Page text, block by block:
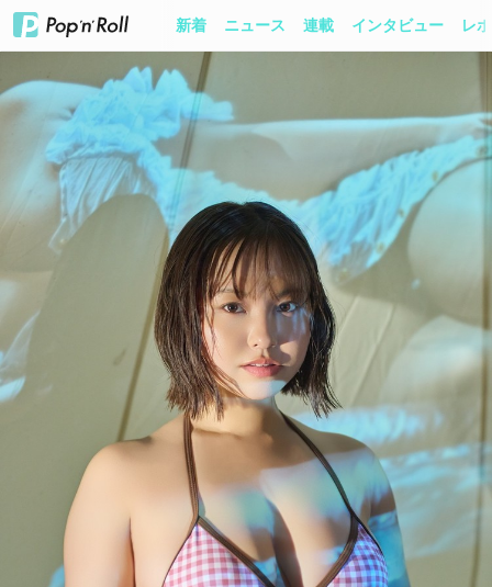
新着 ニュース 連載 インタビュー レ